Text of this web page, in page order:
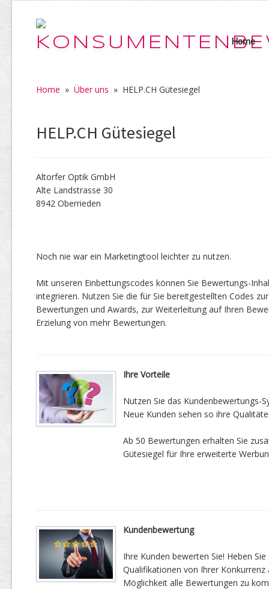
Home
Home » Über uns » HELP.CH Gütesiegel
HELP.CH Gütesiegel
Altorfer Optik GmbH
Alte Landstrasse 30
8942 Oberrieden
Noch nie war ein Marketingtool leichter zu nutzen.
Mit unseren Einbettungscodes können Sie Bewertungs-
integrieren. Nutzen Sie die für Sie bereitgestellten Codes
Bewertungen und Awards, zur Weiterleitung auf Ihren
Erzielung von mehr Bewertungen.
Ihre Vorteile
Nutzen Sie das Kundenbewertungs-
Neue Kunden sehen so ihre
Ab 50 Bewertungen erhalten Sie
Gütesiegel für Ihre erweiterte
Kundenbewertung
Ihre Kunden bewerten Sie! Heben
Qualifikationen von Ihrer Konkurrenz
Möglichkeit alle Bewertungen zu